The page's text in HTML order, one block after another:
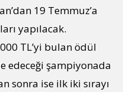
19 Temmuz’a
yapılacak.
TL’yi bulan ödül
edeceği şampiyonada
sonra ise ilk iki sırayı